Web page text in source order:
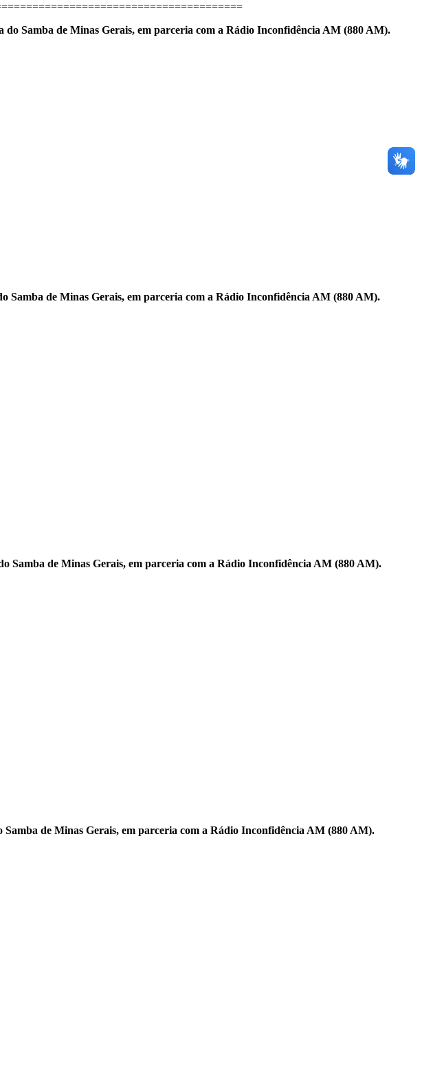
do Samba de Minas Gerais, em parceria com a Rádio Inconfidência AM (880 AM).
Samba de Minas Gerais, em parceria com a Rádio Inconfidência AM (880 AM).
Samba de Minas Gerais, em parceria com a Rádio Inconfidência AM (880 AM).
Samba de Minas Gerais, em parceria com a Rádio Inconfidência AM (880 AM).